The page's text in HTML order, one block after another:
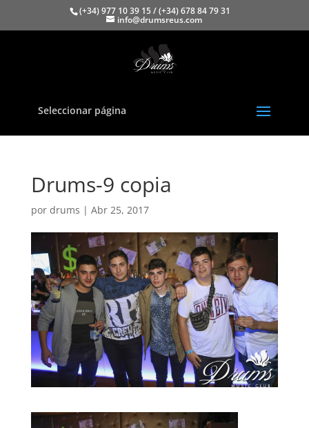
(+34) 977 10 39 15 / (+34) 678 84 79 31
info@drumsreus.com
Seleccionar página
Drums-9 copia
por drums | Abr 25, 2017